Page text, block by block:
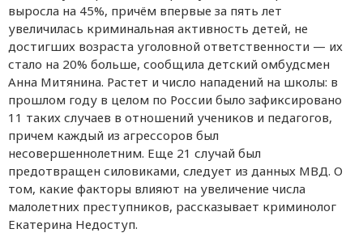
выросла на 45%, причём впервые за пять лет
увеличилась криминальная активность детей, не
достигших возраста уголовной ответственности — их
стало на 20% больше, сообщила детский омбудсмен
Анна Митянина. Растет и число нападений на школы: в
прошлом году в целом по России было зафиксировано
11 таких случаев в отношений учеников и педагогов,
причем каждый из агрессоров был
несовершеннолетним. Еще 21 случай был
предотвращен силовиками, следует из данных МВД. О
том, какие факторы влияют на увеличение числа
малолетних преступников, рассказывает криминолог
Екатерина Недоступ.